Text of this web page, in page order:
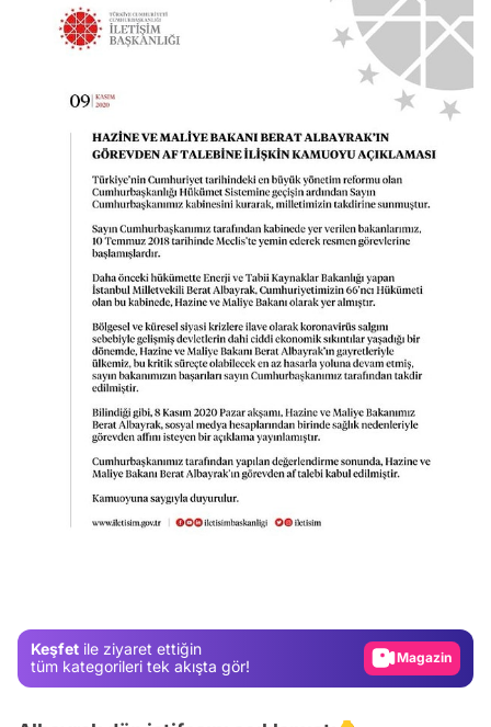
Keşfet ile ziyaret ettiğin
tüm kategorileri tek akışta gör!
Magazin